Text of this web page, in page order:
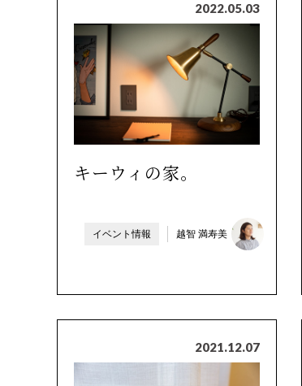
2022.05.03
キーウィの家。
イベント情報 越智 満寿美
2021.12.07